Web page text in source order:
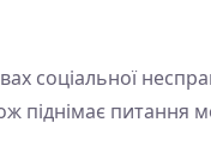
соціальної
піднімає питання